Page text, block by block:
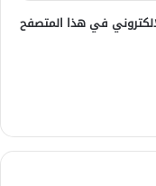
في هذا المتصفح